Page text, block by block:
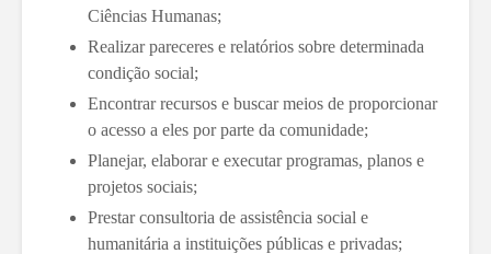
Ciências Humanas;
Realizar pareceres e relatórios sobre determinada
condição social;
Encontrar recursos e buscar meios de proporcionar
o acesso a eles por parte da comunidade;
Planejar, elaborar e executar programas, planos e
projetos sociais;
Prestar consultoria de assistência social e
humanitária a instituições públicas e privadas;